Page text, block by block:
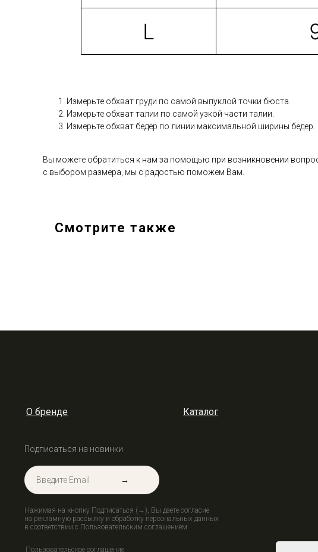
Измерьте обхват груди по самой выпуклой точки бюста.
Измерьте обхват талии по самой узкой части талии.
Измерьте обхват бедер по линии максимальной ширины бедер.
Вы можете обратиться к нам за помощью при возникновении
с выбором размера, мы с радостью поможем Вам.
Смотрите также
→
Каталог
О бренде
Пользовательское соглашение
Нажимая на кнопку Подписаться (→), Вы даете согласие
на рекламную рассылку и обработку персональных данных
в соответствии с Пользовательским соглашением
Подписаться на новинки